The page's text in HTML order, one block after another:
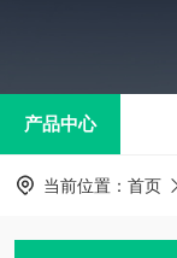
产品中心
当前位置： 首页